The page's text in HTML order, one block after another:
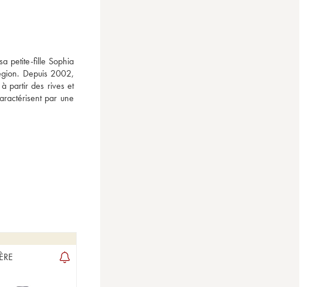
petite-fille Sophia
Depuis 2002,
partir des rives et
par une